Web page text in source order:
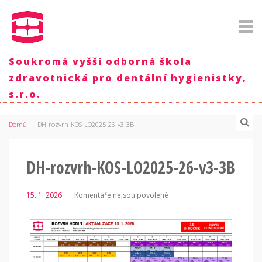
Soukromá vyšší odborná škola
zdravotnická pro dentální hygienistky,
s.r.o.
Domů | DH-rozvrh-KOS-LO2025-26-v3-3B
DH-rozvrh-KOS-LO2025-26-v3-3B
15. 1. 2026
Komentáře nejsou povolené
s
názvem
DH-
rozvrh-